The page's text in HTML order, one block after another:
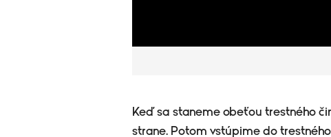
Keď sa staneme obeťou trestného
strane. Potom vstúpime do